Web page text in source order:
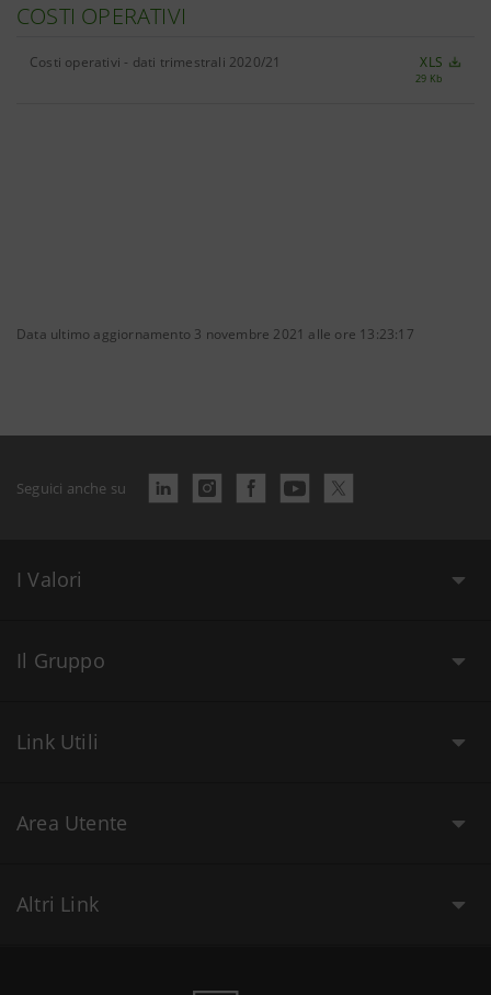
COSTI OPERATIVI
Costi operativi - dati trimestrali 2020/21 XLS
29 Kb
Data ultimo aggiornamento 3 novembre 2021 alle ore 13:23:17
Seguici anche su
I Valori
Il Gruppo
Link Utili
Area Utente
Altri Link